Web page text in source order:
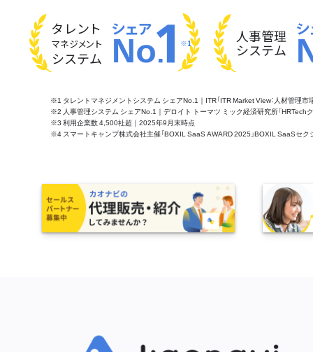
タレント
マネジメント
システム
※1 人事管理
システム
※1 タレントマネジメントシステム シェアNo.1｜ITR「ITR Market View：人材管理市
※2 人事管理システム シェアNo.1｜デロイト トーマツ ミック経済研究所「HRTech
※3 利用企業数 4,500社超｜2025年9月末時点
※4 スマートキャンプ株式会社主催「BOXIL SaaS AWARD 2025」BOXIL SaaSセ